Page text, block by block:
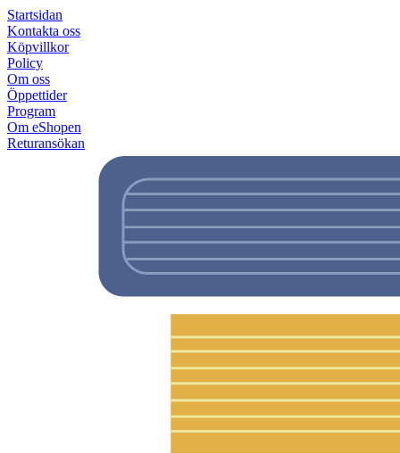
Startsidan
Kontakta oss
Köpvillkor
Policy
Om oss
Öppettider
Program
Om eShopen
Returansökan